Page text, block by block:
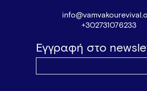
+302731076233
Εγγραφή στο